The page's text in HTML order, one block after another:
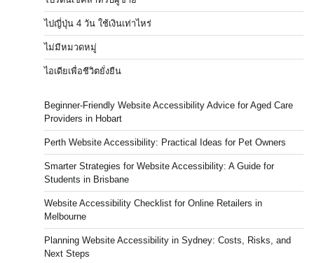
ไปญี่ปุ่น 4 วัน ใช้เงินเท่าไหร่
ไม่มีหมวดหมู่
ไอเดียเพื่อชีวิตยั่งยืน
Beginner-Friendly Website Accessibility Advice for Aged Care
Providers in Hobart
Perth Website Accessibility: Practical Ideas for Pet Owners
Smarter Strategies for Website Accessibility: A Guide for
Students in Brisbane
Website Accessibility Checklist for Online Retailers in
Melbourne
Planning Website Accessibility in Sydney: Costs, Risks, and
Next Steps